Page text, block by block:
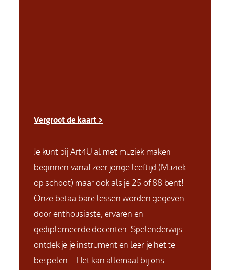
Vergroot de kaart >
Je kunt bij Art4U al met muziek maken
beginnen vanaf zeer jonge leeftijd (Muziek
op schoot) maar ook als je 25 of 88 bent!
Onze betaalbare lessen worden gegeven
door enthousiaste, ervaren en
gediplomeerde docenten. Spelenderwijs
ontdek je je instrument en leer je het te
bespelen. Het kan allemaal bij ons.